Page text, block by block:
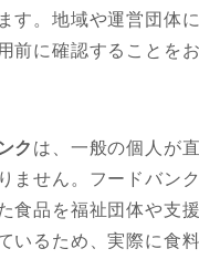
す。地域や運営団体
前に確認することを
ク は、一般の個人が
ません。フードバン
食品を福祉団体や支
いるため、実際に食